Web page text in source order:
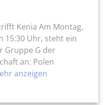
Kenia Am Montag,
15:30 Uhr, steht ein
Gruppe G der
an: Polen
anzeigen